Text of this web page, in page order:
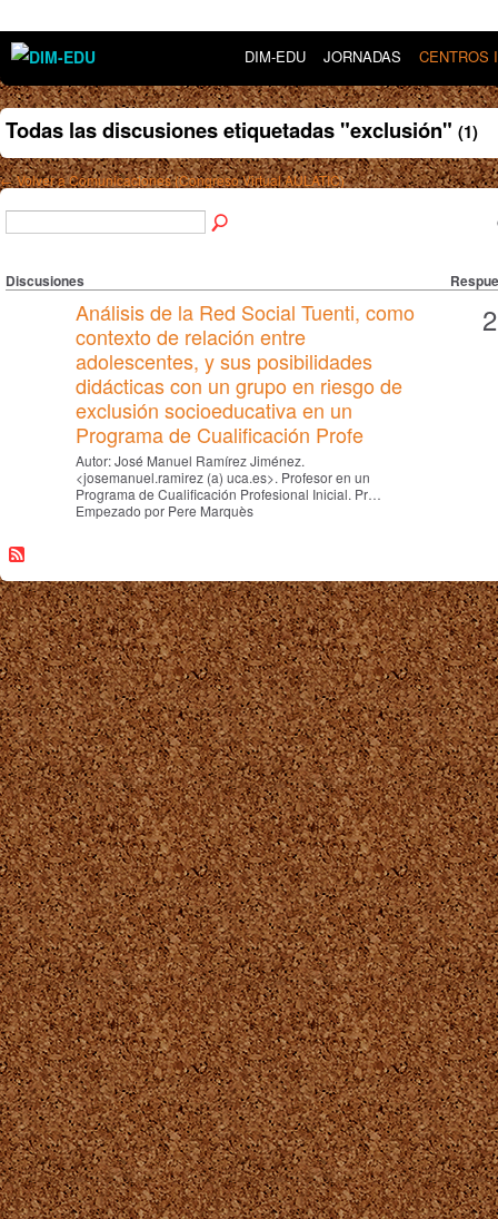
DIM-EDU JORNADAS CENTROS
Todas las discusiones etiquetadas "exclusión" (1)
← Volver a Comunicaciones (Congreso Virtual AULATIC)
Discusiones
Análisis de la Red Social Tuenti, como
contexto de relación entre
adolescentes, y sus posibilidades
didácticas con un grupo en riesgo de
exclusión socioeducativa en un
Programa de Cualificación Profe
Autor: José Manuel Ramírez Jiménez.
<josemanuel.ramirez (a) uca.es>. Profesor en un
Programa de Cualificación Profesional Inicial. Pr…
Empezado por Pere Marquès
2